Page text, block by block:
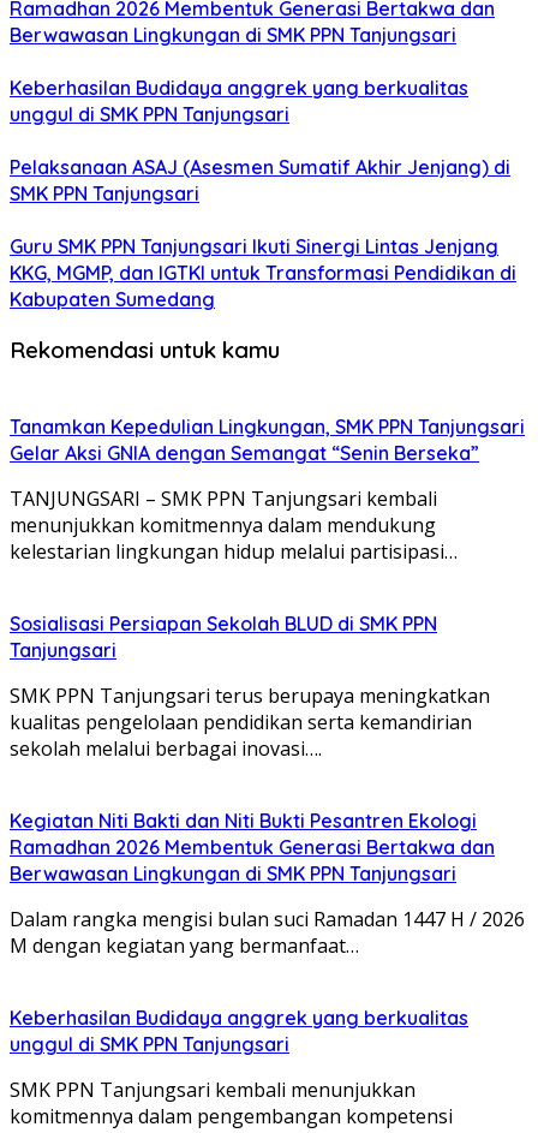
Ramadhan 2026 Membentuk Generasi Bertakwa dan
Berwawasan Lingkungan di SMK PPN Tanjungsari
Keberhasilan Budidaya anggrek yang berkualitas
unggul di SMK PPN Tanjungsari
Pelaksanaan ASAJ (Asesmen Sumatif Akhir Jenjang) di
SMK PPN Tanjungsari
Guru SMK PPN Tanjungsari Ikuti Sinergi Lintas Jenjang
KKG, MGMP, dan IGTKI untuk Transformasi Pendidikan di
Kabupaten Sumedang
Rekomendasi untuk kamu
Tanamkan Kepedulian Lingkungan, SMK PPN Tanjungsari
Gelar Aksi GNIA dengan Semangat “Senin Berseka”
TANJUNGSARI – SMK PPN Tanjungsari kembali
menunjukkan komitmennya dalam mendukung
kelestarian lingkungan hidup melalui partisipasi…
Sosialisasi Persiapan Sekolah BLUD di SMK PPN
Tanjungsari
SMK PPN Tanjungsari terus berupaya meningkatkan
kualitas pengelolaan pendidikan serta kemandirian
sekolah melalui berbagai inovasi….
Kegiatan Niti Bakti dan Niti Bukti Pesantren Ekologi
Ramadhan 2026 Membentuk Generasi Bertakwa dan
Berwawasan Lingkungan di SMK PPN Tanjungsari
Dalam rangka mengisi bulan suci Ramadan 1447 H / 2026
M dengan kegiatan yang bermanfaat…
Keberhasilan Budidaya anggrek yang berkualitas
unggul di SMK PPN Tanjungsari
SMK PPN Tanjungsari kembali menunjukkan
komitmennya dalam pengembangan kompetensi